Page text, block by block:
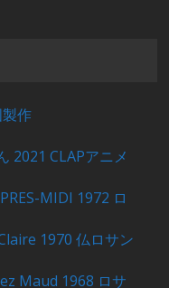
作
2021 CLAPアニメ
MIDI 1972 ロ
1970 仏ロサン
Maud 1968 ロサ